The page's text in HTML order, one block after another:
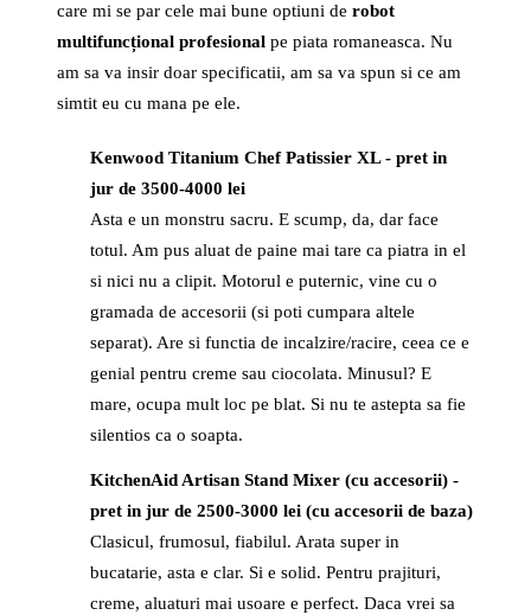
care mi se par cele mai bune optiuni de robot
multifuncțional profesional pe piata romaneasca. Nu
am sa va insir doar specificatii, am sa va spun si ce am
simtit eu cu mana pe ele.
Kenwood Titanium Chef Patissier XL - pret in
jur de 3500-4000 lei
Asta e un monstru sacru. E scump, da, dar face
totul. Am pus aluat de paine mai tare ca piatra in el
si nici nu a clipit. Motorul e puternic, vine cu o
gramada de accesorii (si poti cumpara altele
separat). Are si functia de incalzire/racire, ceea ce e
genial pentru creme sau ciocolata. Minusul? E
mare, ocupa mult loc pe blat. Si nu te astepta sa fie
silentios ca o soapta.
KitchenAid Artisan Stand Mixer (cu accesorii) -
pret in jur de 2500-3000 lei (cu accesorii de baza)
Clasicul, frumosul, fiabilul. Arata super in
bucatarie, asta e clar. Si e solid. Pentru prajituri,
creme, aluaturi mai usoare e perfect. Daca vrei sa